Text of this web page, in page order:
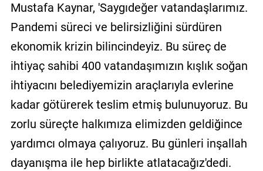
Mustafa Kaynar, 'Saygıdeğer vatandaşlarımız.
Pandemi süreci ve belirsizliğini sürdüren
ekonomik krizin bilincindeyiz. Bu süreç de
ihtiyaç sahibi 400 vatandaşımızın kışlık soğan
ihtiyacını belediyemizin araçlarıyla evlerine
kadar götürerek teslim etmiş bulunuyoruz. Bu
zorlu süreçte halkımıza elimizden geldiğince
yardımcı olmaya çalıyoruz. Bu günleri inşallah
dayanışma ile hep birlikte atlatacağız'dedi.